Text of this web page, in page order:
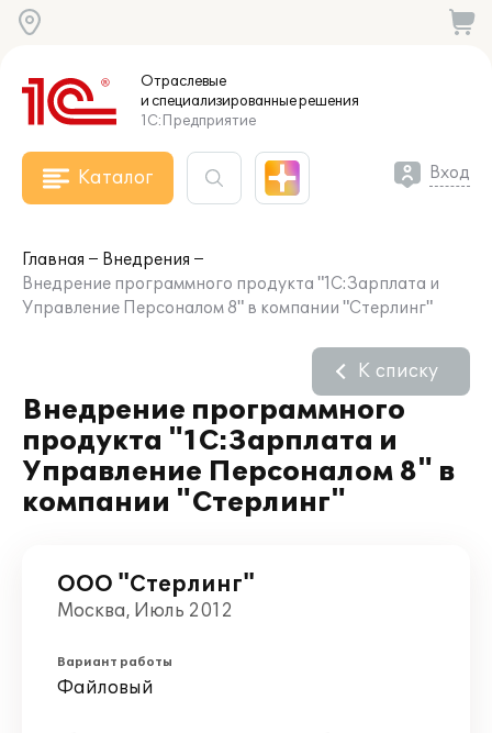
Отраслевые
и специализированныерешения
1С:Предприятие
Каталог Вход
Главная
Внедрения
Внедрение программного продукта "1С:Зарплата и
Управление Персоналом 8" в компании "Стерлинг"
Внедрение программного
продукта "1С:Зарплата и
Управление Персоналом 8" в
компании "Стерлинг"
К списку
ООО "Стерлинг"
Москва, Июль 2012
Вариант работы
Файловый